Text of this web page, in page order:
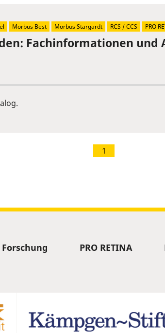
Fachinformationen und
Morbus Best Morbus Stargardt RCS / CCS PRO
1
Forschung PRO RETINA